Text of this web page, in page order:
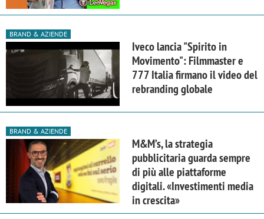
BRAND & AZIENDE
Iveco lancia "Spirito in
Movimento": Filmmaster e
777 Italia firmano il video del
rebranding globale
BRAND & AZIENDE
M&M’s, la strategia
pubblicitaria guarda sempre
di più alle piattaforme
digitali. «Investimenti media
in crescita»